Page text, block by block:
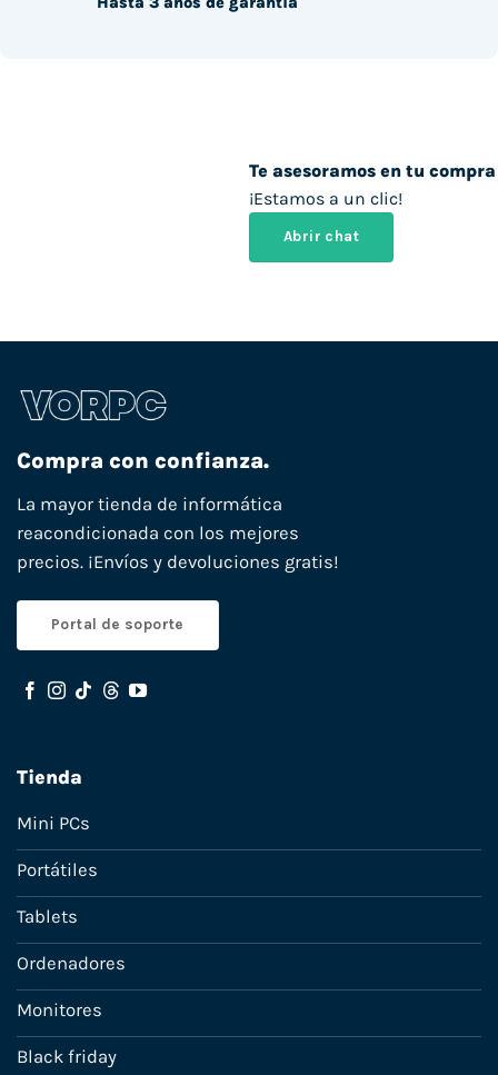
Te asesoramos en tu compra
¡Estamos a un clic!
Abrir chat
Compra con confianza.
La mayor tienda de informática
reacondicionada con los mejores
precios. ¡Envíos y devoluciones gratis!
Portal de soporte
Tienda
Mini PCs
Portátiles
Tablets
Ordenadores
Monitores
Black friday